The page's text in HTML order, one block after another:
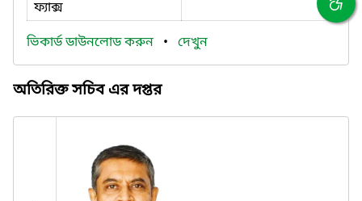
ফ্যাক্স
ভিকার্ড ডাউনলোড করুন • দেখুন
অতিরিক্ত সচিব এর দপ্তর